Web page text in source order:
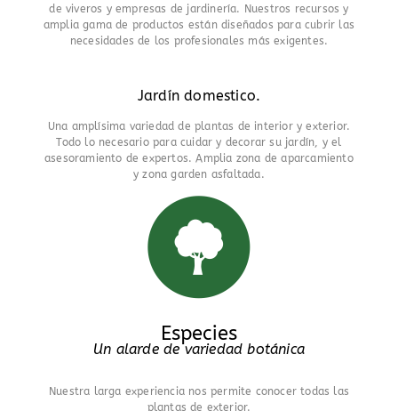
de viveros y empresas de jardinería. Nuestros recursos y
amplia gama de productos están diseñados para cubrir las
necesidades de los profesionales más exigentes.
Jardín domestico.
Una amplísima variedad de plantas de interior y exterior.
Todo lo necesario para cuidar y decorar su jardín, y el
asesoramiento de expertos. Amplia zona de aparcamiento
y zona garden asfaltada.
Especies
Un alarde de variedad botánica
Nuestra larga experiencia nos permite conocer todas las
plantas de exterior.